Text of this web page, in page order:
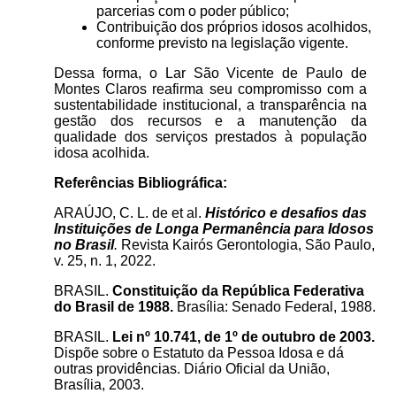
parcerias com o poder público;
Contribuição dos próprios idosos acolhidos,
conforme previsto na legislação vigente.
Dessa forma, o Lar São Vicente de Paulo de
Montes Claros reafirma seu compromisso com a
sustentabilidade institucional, a transparência na
gestão dos recursos e a manutenção da
qualidade dos serviços prestados à população
idosa acolhida.
Referências Bibliográfica:
ARAÚJO, C. L. de et al. Histórico e desafios das
Instituições de Longa Permanência para Idosos
no Brasil. Revista Kairós Gerontologia, São Paulo,
v. 25, n. 1, 2022.
BRASIL. Constituição da República Federativa
do Brasil de 1988. Brasília: Senado Federal, 1988.
BRASIL. Lei nº 10.741, de 1º de outubro de 2003.
Dispõe sobre o Estatuto da Pessoa Idosa e dá
outras providências. Diário Oficial da União,
Brasília, 2003.